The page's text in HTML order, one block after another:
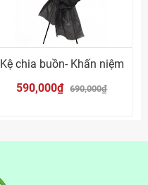
Kệ chia buồn- Khấn niệm
590,000₫ 690,000₫